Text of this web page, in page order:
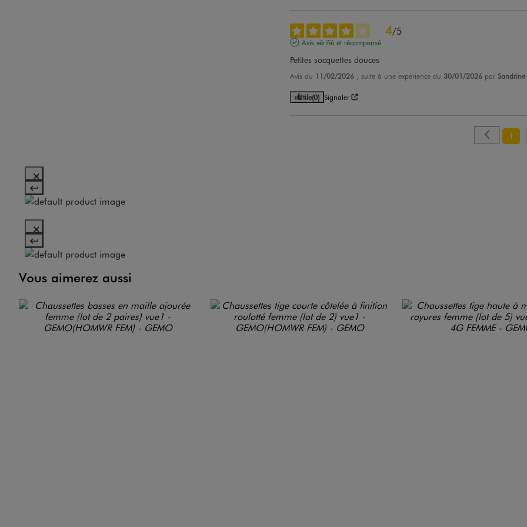
4/5
Avis vérifié et récompensé
Petites socquettes douces
Avis du 11/02/2026 , suite à une expérience du 30/01/2026 par
Utile(0) Signaler
1
Vous aimerez aussi